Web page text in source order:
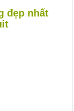
đẹp nhất